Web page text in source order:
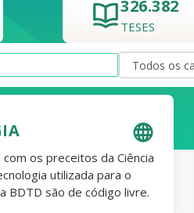
326.382
TESES
com os preceitos da Ciência
utilizada para o
BDTD são de código livre.